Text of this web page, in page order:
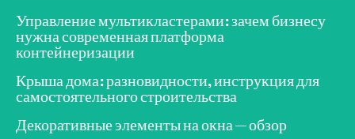
Управление мультикластерами: зачем бизнесу
нужна современная платформа
контейнеризации
Крыша дома: разновидности, инструкция для
самостоятельного строительства
Декоративные элементы на окна — обзор